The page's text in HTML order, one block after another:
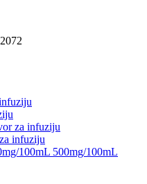
za infuziju
infuziju
100mL 500mg/100mL